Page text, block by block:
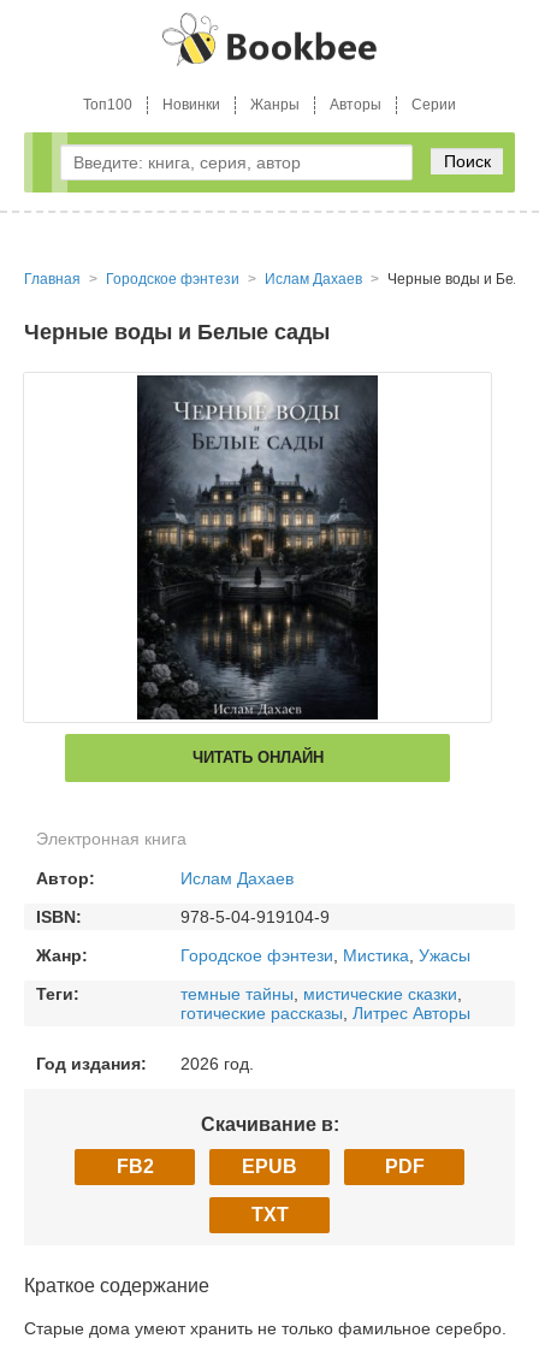
Топ100 Новинки Жанры Авторы Серии
Поиск
Главная Городское фэнтези Ислам Дахаев Черные воды и
Черные воды и Белые сады
ЧИТАТЬ ОНЛАЙН
Электронная книга
Автор:
Ислам Дахаев
ISBN:
978-5-04-919104-9
Жанр:
Городское фэнтези Мистика Ужасы
Теги:
темные тайны мистические сказки
готические рассказы
Литрес Авторы
Год издания: 2026 год.
Скачивание в:
FB2 EPUB PDF
TXT
Краткое содержание
Старые дома умеют хранить не только фамильное серебро.